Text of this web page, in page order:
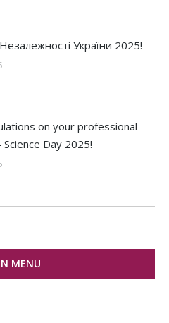
України 2025!
on your professional
Science Day 2025!
MENU